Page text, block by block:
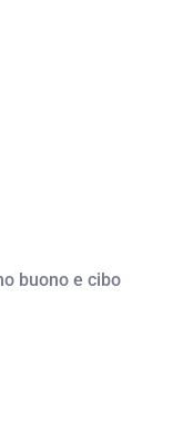
buono e cibo